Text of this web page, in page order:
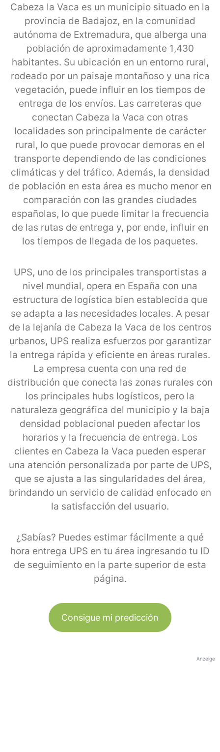
Cabeza la Vaca es un municipio situado en la
provincia de Badajoz, en la comunidad
autónoma de Extremadura, que alberga una
población de aproximadamente 1,430
habitantes. Su ubicación en un entorno rural,
rodeado por un paisaje montañoso y una rica
vegetación, puede influir en los tiempos de
entrega de los envíos. Las carreteras que
conectan Cabeza la Vaca con otras
localidades son principalmente de carácter
rural, lo que puede provocar demoras en el
transporte dependiendo de las condiciones
climáticas y del tráfico. Además, la densidad
de población en esta área es mucho menor en
comparación con las grandes ciudades
españolas, lo que puede limitar la frecuencia
de las rutas de entrega y, por ende, influir en
los tiempos de llegada de los paquetes.
UPS, uno de los principales transportistas a
nivel mundial, opera en España con una
estructura de logística bien establecida que
se adapta a las necesidades locales. A pesar
de la lejanía de Cabeza la Vaca de los centros
urbanos, UPS realiza esfuerzos por garantizar
la entrega rápida y eficiente en áreas rurales.
La empresa cuenta con una red de
distribución que conecta las zonas rurales con
los principales hubs logísticos, pero la
naturaleza geográfica del municipio y la baja
densidad poblacional pueden afectar los
horarios y la frecuencia de entrega. Los
clientes en Cabeza la Vaca pueden esperar
una atención personalizada por parte de UPS,
que se ajusta a las singularidades del área,
brindando un servicio de calidad enfocado en
la satisfacción del usuario.
¿Sabías? Puedes estimar fácilmente a qué
hora entrega UPS en tu área ingresando tu ID
de seguimiento en la parte superior de esta
página.
Consigue mi predicción
Anzeige